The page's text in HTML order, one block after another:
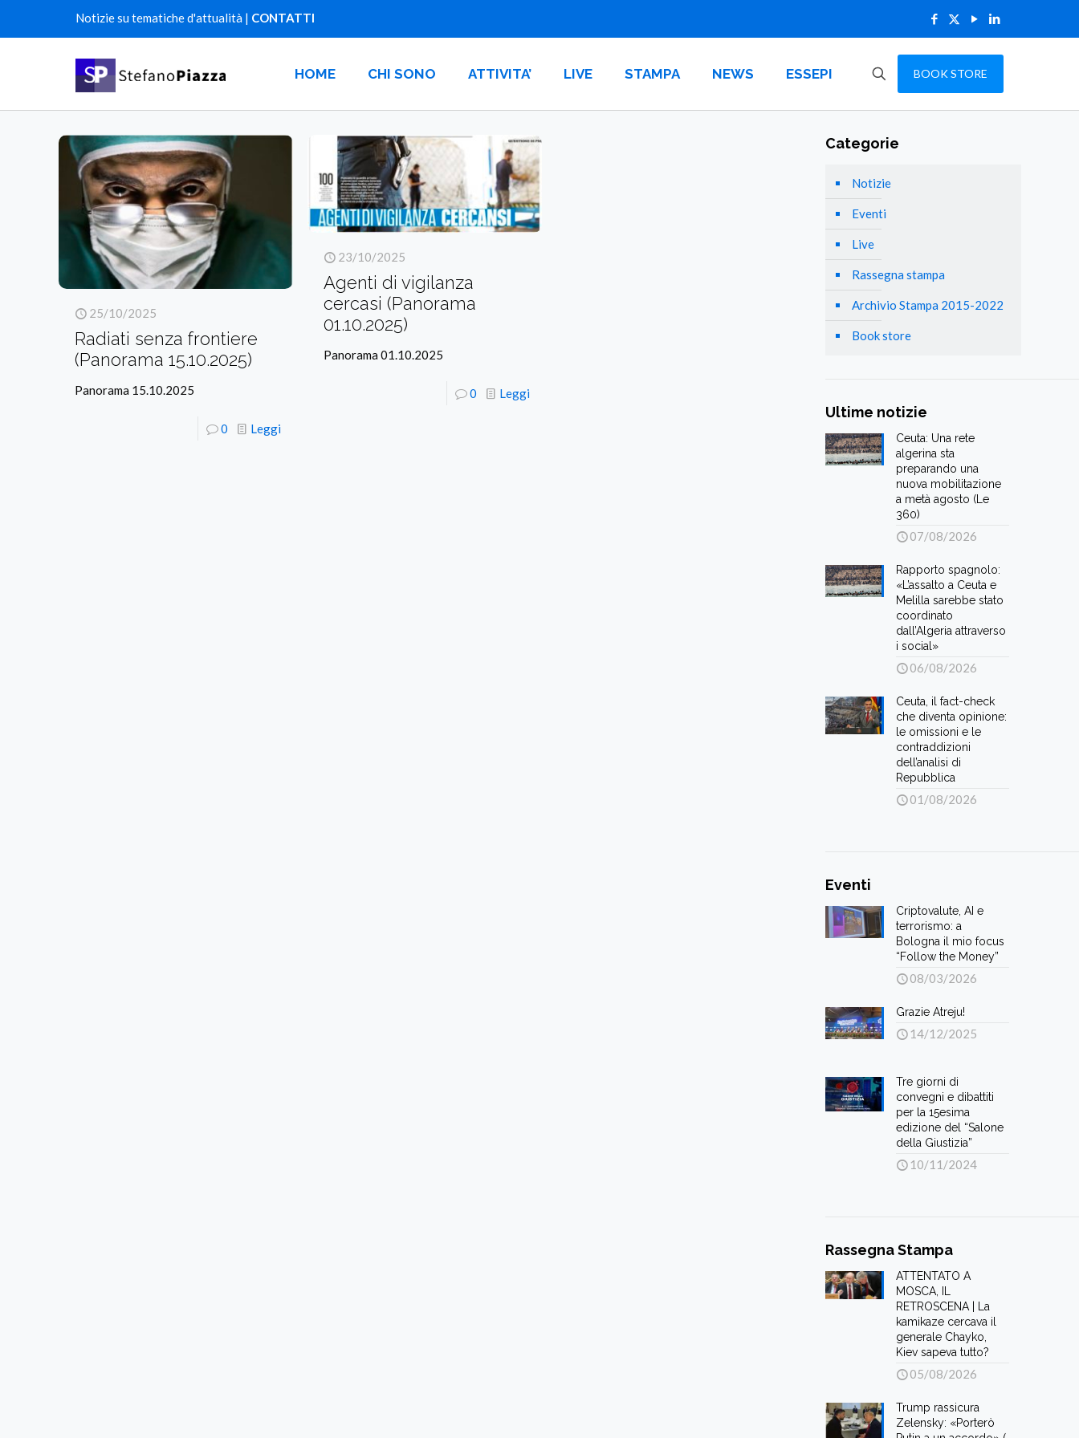
Notizie su tematiche d'attualità | CONTATTI
HOME CHI SONO ATTIVITA’ LIVE STAMPA NEWS ESSEPI BOOK STORE
25/10/2025
Radiati senza frontiere
(Panorama 15.10.2025)
Panorama 15.10.2025
0 Leggi
23/10/2025
Agenti di vigilanza
cercasi (Panorama
01.10.2025)
Panorama 01.10.2025
0 Leggi
Categorie
Notizie
Eventi
Live
Rassegna stampa
Archivio Stampa 2015-2022
Book store
Ultime notizie
Ceuta: Una rete
algerina sta
preparando una
nuova mobilitazione
a metà agosto (Le
360)
07/08/2026
Rapporto spagnolo:
«L’assalto a Ceuta e
Melilla sarebbe stato
coordinato
dall’Algeria attraverso
i social»
06/08/2026
Ceuta, il fact-check
che diventa opinione:
le omissioni e le
contraddizioni
dell’analisi di
Repubblica
01/08/2026
Eventi
Criptovalute, AI e
terrorismo: a
Bologna il mio focus
“Follow the Money”
08/03/2026
Grazie Atreju!
14/12/2025
Tre giorni di
convegni e dibattiti
per la 15esima
edizione del “Salone
della Giustizia”
10/11/2024
Rassegna Stampa
ATTENTATO A
MOSCA, IL
RETROSCENA | La
kamikaze cercava il
generale Chayko,
Kiev sapeva tutto?
05/08/2026
Trump rassicura
Zelensky: «Porterò